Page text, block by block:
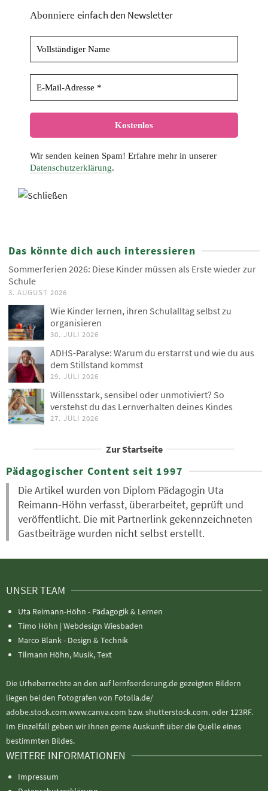
Abonniere einfach den Newsletter
Wir senden keinen Spam! Erfahre mehr in unserer
Datenschutzerklärung.
Das könnte dich auch interessieren
Sommerferien 2026: Diese Kinder müssen als Erste wieder zur
Schule
3. AUGUST 2026
Wie Kinder lernen, ihren Schulalltag selbst zu
organisieren
30. JULI 2026
ADHS-Paralyse: Warum du erstarrst und wie du aus
dem Stillstand kommst
29. JULI 2026
Willensstark, sensibel oder unmotiviert? So
verstehst du das Lernverhalten deines Kindes
27. JULI 2026
Zur Startseite
Pädagogischer Content seit 1997
Die Artikel wurden von Diplom Pädagogin Uta
Reimann-Höhn verfasst, überarbeitet, geprüft und
veröffentlicht. Die mit Partnerlink gekennzeichneten
Gastbeiträge wurden nicht selbst erstellt.
UNSER TEAM
Uta Reimann-Höhn - Pädagogik & Lernen
Timo Höhn | Webdesign Wiesbaden
Marco Blank - Design & Technik
Tilmann Höhn, Musik, Text
Die Urheberrechte an den auf lernfoerderung.de gezeigten Bildern
liegen bei den Fotografen von Fotolia.de/
adobe.stock.com.www.canva.com bzw. shutterstock.com. oder 123RF.
Im Einzelfall geben wir Ihnen gerne Auskunft über die Quelle eines
bestimmten Bildes.
WEITERE INFORMATIONEN
Impressum